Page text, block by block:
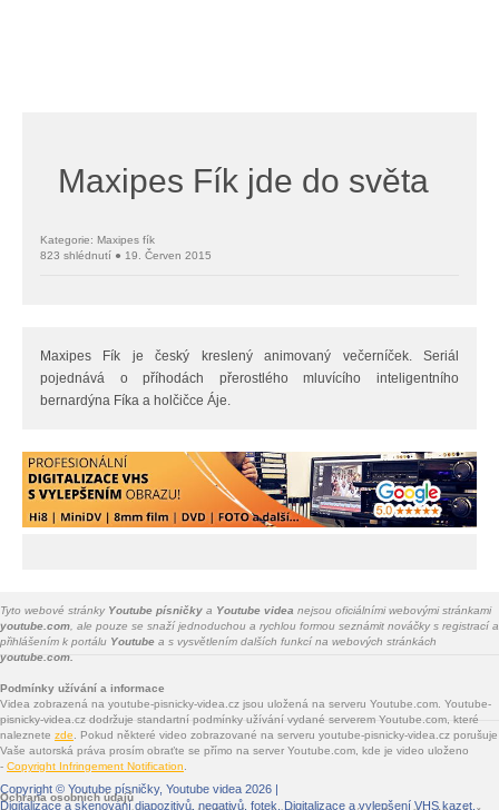
Maxipes Fík jde do světa
Kategorie: Maxipes fík
823 shlédnutí ● 19. Červen 2015
Maxipes Fík je český kreslený animovaný večerníček. Seriál
pojednává o příhodách přerostlého mluvícího inteligentního
bernardýna Fíka a holčičce Áje.
Tyto webové stránky Youtube písničky a Youtube videa nejsou oficiálními webovými stránkami
youtube.com , ale pouze se snaží jednoduchou a rychlou formou seznámit nováčky s registrací a
přihlášením k portálu Youtube a s vysvětlením dalších funkcí na webových stránkách
youtube.com.
Podmínky užívání a informace
Videa zobrazená na youtube-pisnicky-videa.cz jsou uložená na serveru Youtube.com. Youtube-
pisnicky-videa.cz dodržuje standartní podmínky užívání vydané serverem Youtube.com, které
naleznete zde . Pokud některé video zobrazované na serveru youtube-pisnicky-videa.cz porušuje
Vaše autorská práva prosím obraťte se přímo na server Youtube.com, kde je video uloženo
- Copyright Infringement Notification
Ochrana osobních údajů
Copyright © Youtube písničky, Youtube videa 2026 |
Digitalizace a skenování diapozitivů, negativů, fotek . Digitalizace a vylepšení VHS kazet.